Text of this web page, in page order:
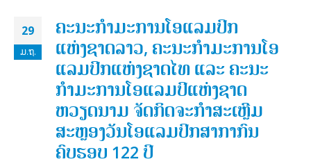
29
ມ.ຖ.
ຄະນະກຳມະການໂອແລມປິກ
ແຫ່ງຊາດລາວ, ຄະນະກຳມະການໂອ
ແລມປິກແຫ່ງຊາດໄທ ແລະ ຄະນະ
ກໍາມະການໂອແລມປິແຫ່ງຊາດ
ຫວຽດນາມ ຈັດກິດຈະກຳສະເຫຼີມ
ສະຫຼອງວັນໂອແລມປິກສາກາກົນ
ຄົບຮອບ 122 ປີ